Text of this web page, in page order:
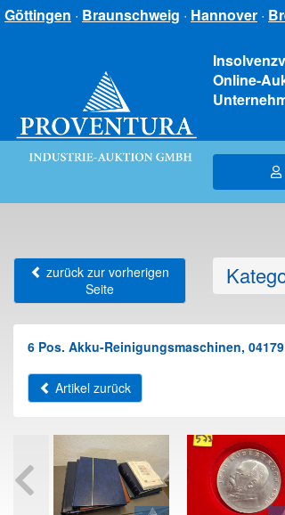
Göttingen · Braunschweig · Hannover ·
Online-
zurück zur vorherigen
Seite
6 Pos. Akku-Reinigungsmaschinen,
Artikel zurück